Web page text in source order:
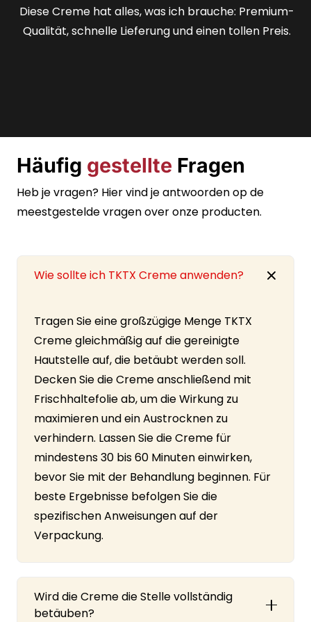
mir die Sicherheit, ein wirklich erstklassiges Produkt
zu erhalten, und die schnelle Lieferung war
Häufig gestellte Fragen
Heb je vragen? Hier vind je antwoorden op de
meestgestelde vragen over onze producten.
Wie sollte ich TKTX Creme anwenden?
Tragen Sie eine großzügige Menge TKTX
Creme gleichmäßig auf die gereinigte
Hautstelle auf, die betäubt werden soll.
Decken Sie die Creme anschließend mit
Frischhaltefolie ab, um die Wirkung zu
maximieren und ein Austrocknen zu
verhindern. Lassen Sie die Creme für
mindestens 30 bis 60 Minuten einwirken,
bevor Sie mit der Behandlung beginnen. Für
beste Ergebnisse befolgen Sie die
spezifischen Anweisungen auf der
Verpackung.
Wird die Creme die Stelle vollständig
betäuben?